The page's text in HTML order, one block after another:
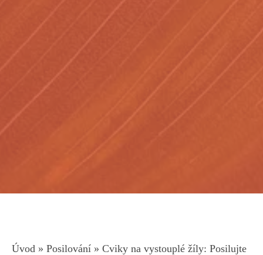
Úvod » Posilování » Cviky na vystouplé žíly: Posilujte